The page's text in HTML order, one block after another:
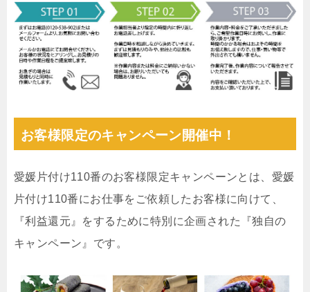
お客様限定のキャンペーン開催中！
愛媛片付け110番のお客様限定キャンペーンとは、愛媛
片付け110番にお仕事をご依頼したお客様に向けて、
『利益還元』をするために特別に企画された『独自の
キャンペーン』です。